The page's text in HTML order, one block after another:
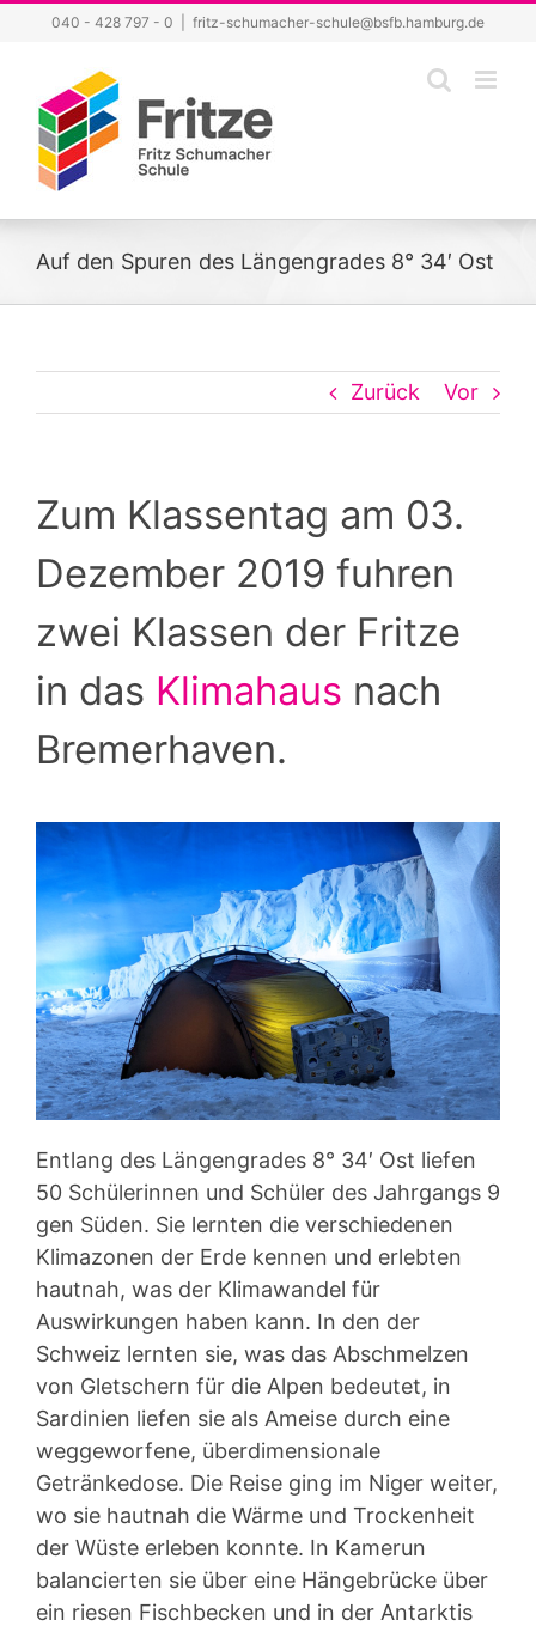
springen
040 - 428 797 - 0 fritz-schumacher-schule@bsfb.hamburg.de
Auf den Spuren des Längengrades 8° 34′ Ost
Zurück Vor
Zum Klassentag am 03.
Dezember 2019 fuhren
zwei Klassen der Fritze
in das Klimahaus nach
Bremerhaven.
Entlang des Längengrades 8° 34′ Ost liefen
50 Schülerinnen und Schüler des Jahrgangs 9
gen Süden. Sie lernten die verschiedenen
Klimazonen der Erde kennen und erlebten
hautnah, was der Klimawandel für
Auswirkungen haben kann. In den der
Schweiz lernten sie, was das Abschmelzen
von Gletschern für die Alpen bedeutet, in
Sardinien liefen sie als Ameise durch eine
weggeworfene, überdimensionale
Getränkedose. Die Reise ging im Niger weiter,
wo sie hautnah die Wärme und Trockenheit
der Wüste erleben konnte. In Kamerun
balancierten sie über eine Hängebrücke über
ein riesen Fischbecken und in der Antarktis